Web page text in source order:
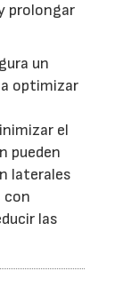
prolongar
un
optimizar
el
pueden
laterales
con
las